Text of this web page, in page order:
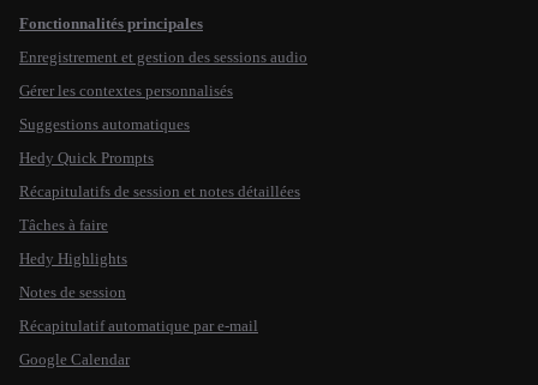
Fonctionnalités principales
Enregistrement et gestion des sessions audio
Gérer les contextes personnalisés
Suggestions automatiques
Hedy Quick Prompts
Récapitulatifs de session et notes détaillées
Tâches à faire
Hedy Highlights
Notes de session
Récapitulatif automatique par e-mail
Google Calendar